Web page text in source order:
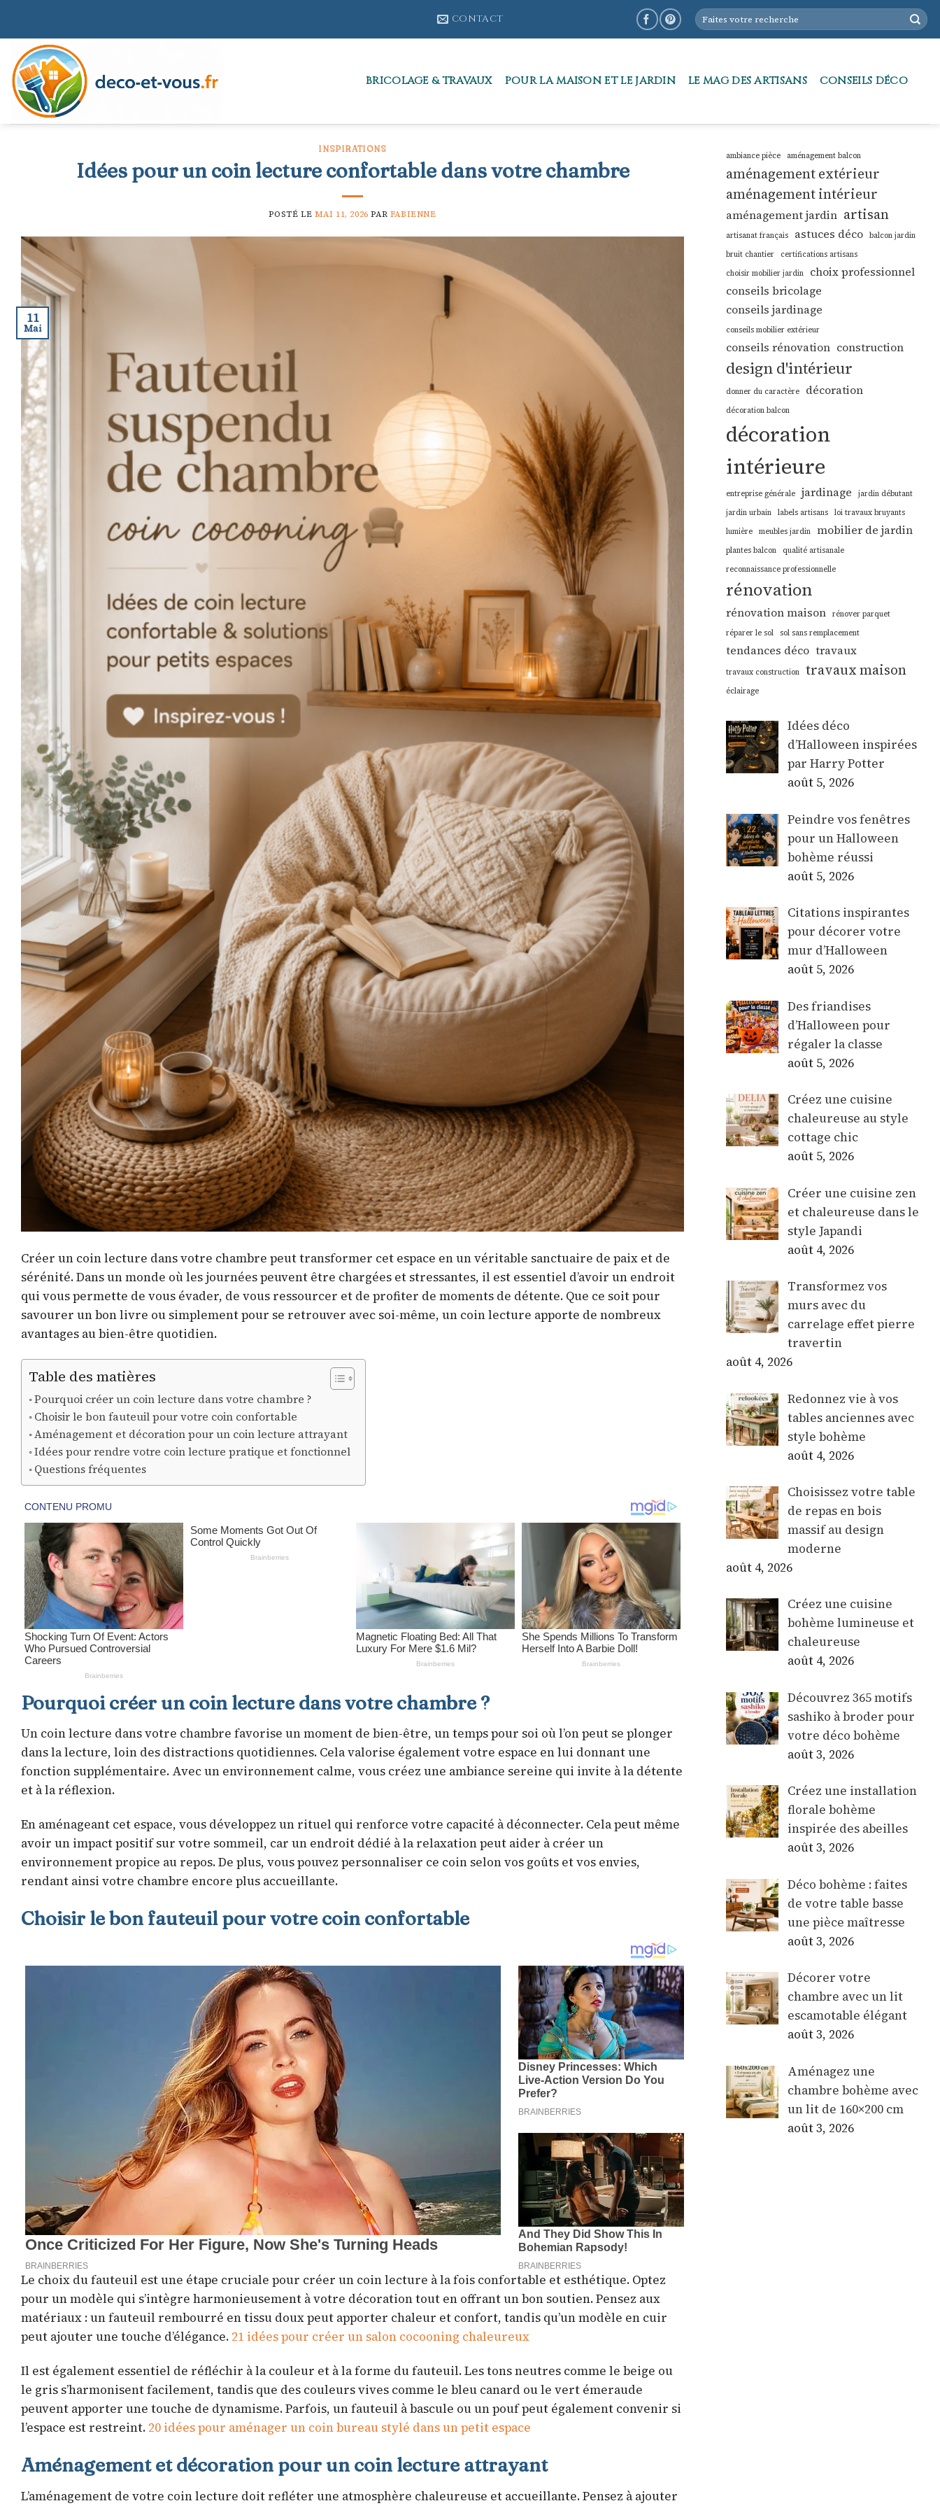
content
CONTACT
BRICOLAGE & TRAVAUX POUR LA MAISON ET LE JARDIN LE MAG DES ARTISANS CONSEILS DÉCO
INSPIRATIONS
Idées pour un coin lecture confortable dans votre chambre
POSTÉ LE MAI 11, 2026 PAR FABIENNE
11
Mai
Créer un coin lecture dans votre chambre peut transformer cet espace en un véritable sanctuaire de paix et de
sérénité. Dans un monde où les journées peuvent être chargées et stressantes, il est essentiel d’avoir un endroit
qui vous permette de vous évader, de vous ressourcer et de profiter de moments de détente. Que ce soit pour
savourer un bon livre ou simplement pour se retrouver avec soi-même, un coin lecture apporte de nombreux
avantages au bien-être quotidien.
Table des matières
Pourquoi créer un coin lecture dans votre chambre ?
Choisir le bon fauteuil pour votre coin confortable
Aménagement et décoration pour un coin lecture attrayant
Idées pour rendre votre coin lecture pratique et fonctionnel
Questions fréquentes
Pourquoi créer un coin lecture dans votre chambre ?
Un coin lecture dans votre chambre favorise un moment de bien-être, un temps pour soi où l’on peut se plonger
dans la lecture, loin des distractions quotidiennes. Cela valorise également votre espace en lui donnant une
fonction supplémentaire. Avec un environnement calme, vous créez une ambiance sereine qui invite à la détente
et à la réflexion.
En aménageant cet espace, vous développez un rituel qui renforce votre capacité à déconnecter. Cela peut même
avoir un impact positif sur votre sommeil, car un endroit dédié à la relaxation peut aider à créer un
environnement propice au repos. De plus, vous pouvez personnaliser ce coin selon vos goûts et vos envies,
rendant ainsi votre chambre encore plus accueillante.
Choisir le bon fauteuil pour votre coin confortable
Le choix du fauteuil est une étape cruciale pour créer un coin lecture à la fois confortable et esthétique. Optez
pour un modèle qui s’intègre harmonieusement à votre décoration tout en offrant un bon soutien. Pensez aux
matériaux : un fauteuil rembourré en tissu doux peut apporter chaleur et confort, tandis qu’un modèle en cuir
peut ajouter une touche d’élégance. 21 idées pour créer un salon cocooning chaleureux
Il est également essentiel de réfléchir à la couleur et à la forme du fauteuil. Les tons neutres comme le beige ou
le gris s’harmonisent facilement, tandis que des couleurs vives comme le bleu canard ou le vert émeraude
peuvent apporter une touche de dynamisme. Parfois, un fauteuil à bascule ou un pouf peut également convenir si
l’espace est restreint. 20 idées pour aménager un coin bureau stylé dans un petit espace
Aménagement et décoration pour un coin lecture attrayant
L’aménagement de votre coin lecture doit refléter une atmosphère chaleureuse et accueillante. Pensez à ajouter
ambiance pièce aménagement balcon
aménagement extérieur
aménagement intérieur
aménagement jardin artisan
artisanat français astuces déco balcon jardin
bruit chantier
certifications artisans
choisir mobilier jardin
choix professionnel
conseils bricolage
conseils jardinage
conseils mobilier extérieur
conseils rénovation construction
design d'intérieur
donner du caractère décoration
décoration balcon
décoration
intérieure
entreprise générale jardinage
jardin débutant
jardin urbain labels artisans loi travaux bruyants
lumière meubles jardin mobilier de jardin
plantes balcon
qualité artisanale
reconnaissance professionnelle
rénovation
rénovation maison rénover parquet
réparer le sol sol sans remplacement
tendances déco travaux
travaux construction travaux maison
éclairage
Idées déco
d’Halloween inspirées
par Harry Potter
août 5, 2026
Peindre vos fenêtres
pour un Halloween
bohème réussi
août 5, 2026
Citations inspirantes
pour décorer votre
mur d’Halloween
août 5, 2026
Des friandises
d’Halloween pour
régaler la classe
août 5, 2026
Créez une cuisine
chaleureuse au style
cottage chic
août 5, 2026
Créer une cuisine zen
et chaleureuse dans le
style Japandi
août 4, 2026
Transformez vos
murs avec du
carrelage effet pierre
travertin
août 4, 2026
Redonnez vie à vos
tables anciennes avec
style bohème
août 4, 2026
Choisissez votre table
de repas en bois
massif au design
moderne
août 4, 2026
Créez une cuisine
bohème lumineuse et
chaleureuse
août 4, 2026
Découvrez 365 motifs
sashiko à broder pour
votre déco bohème
août 3, 2026
Créez une installation
florale bohème
inspirée des abeilles
août 3, 2026
Déco bohème : faites
de votre table basse
une pièce maîtresse
août 3, 2026
Décorer votre
chambre avec un lit
escamotable élégant
août 3, 2026
Aménagez une
chambre bohème avec
un lit de 160×200 cm
août 3, 2026